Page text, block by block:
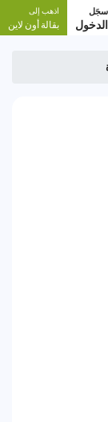
سجَل
الدخول
اذهب إلى
بقالة أون لاين